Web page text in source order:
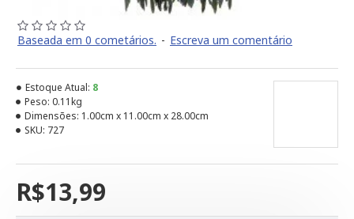
Baseada em 0 cometários. - Escreva um comentário
R$13,99
Estoque Atual: 8
Peso: 0.11kg
Dimensões: 1.00cm x 11.00cm x 28.00cm
SKU: 727